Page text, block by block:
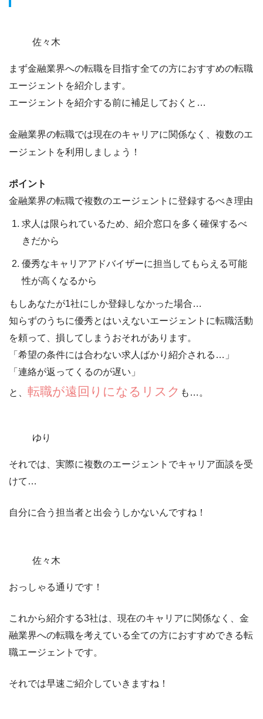
佐々木
まず金融業界への転職を目指す全ての方におすすめの転職
エージェントを紹介します。
エージェントを紹介する前に補足しておくと…
金融業界の転職では現在のキャリアに関係なく、複数のエ
ージェントを利用 しましょう！
ポイント
金融業界の転職で複数のエージェントに登録するべき理由
求人は限られているため、紹介窓口を多く確保するべ
きだから
優秀なキャリアアドバイザーに担当してもらえる可能
性が高くなるから
もしあなたが1社にしか登録しなかった場合…
知らずのうちに優秀とはいえないエージェントに転職活動
を頼って、損してしまうおそれがあります。
「希望の条件には合わない求人ばかり紹介される…」
「連絡が返ってくるのが遅い」
と、 転職が遠回りになるリスク も…。
ゆり
それでは、実際に複数のエージェントでキャリア面談を受
けて…
自分に合う担当者と出会うしかないんですね！
佐々木
おっしゃる通りです！
これから紹介する3社は、現在のキャリアに関係なく、金
融業界への転職を考えている全ての方におすすめできる転
職エージェントです。
それでは早速ご紹介していきますね！